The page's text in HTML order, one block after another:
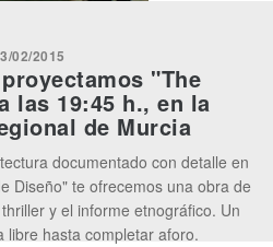
02/2015
"The
las 19:45 h., en la
de Murcia
documentado con detalle en
Diseño" te ofrecemos una obra de
y el informe etnográfico. Un
libre hasta completar aforo.